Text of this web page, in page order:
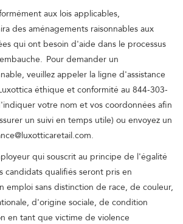
aux lois applicables,
des aménagements raisonnables aux
qui ont besoin d'aide dans le processus
Pour demander un
veuillez appeler la ligne d'assistance
éthique et conformité au 844-303-
votre nom et vos coordonnées afin
un suivi en temps utile) ou envoyez un
qui souscrit au principe de l'égalité
candidats qualifiés seront pris en
emploi sans distinction de race, de couleur,
d'origine sociale, de condition
en tant que victime de violence